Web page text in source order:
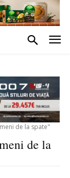
de la spate"
de la